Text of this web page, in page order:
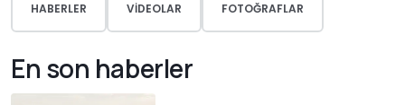
HABERLER VIDEOLAR FOTOĞRAFLAR
En son haberler